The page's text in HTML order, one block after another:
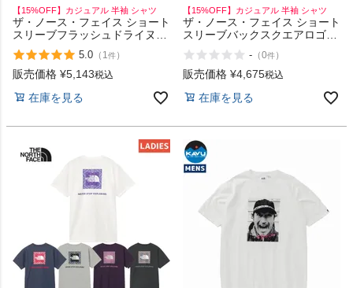
【15%OFF】カジュアル 半袖 シャツ
ザ・ノース・フェイス ショート
スリーブフラッシュドライヌプ
シコットンティー The North
Face Short Sleeve Flash Dry
Nuptse Cotton Tee
5.0 （ 1件）
販売価格 ¥5,143税込
在庫を見る
【15%OFF】カジュアル 半袖 シャツ
ザ・ノース・フェイス ショート
スリーブバックスクエアロゴテ
ィー The North Face Short-
sleeve back square logo tee
- （0件）
販売価格 ¥4,675税込
在庫を見る